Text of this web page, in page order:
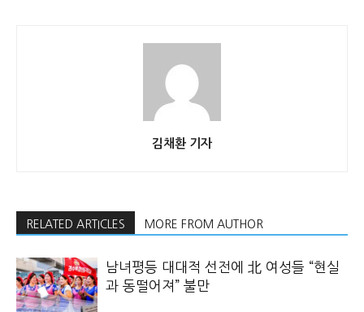
김채환 기자
RELATED ARTICLES MORE FROM AUTHOR
남녀평등 대대적 선전에 北 여성들 “현실
과 동떨어져” 불만